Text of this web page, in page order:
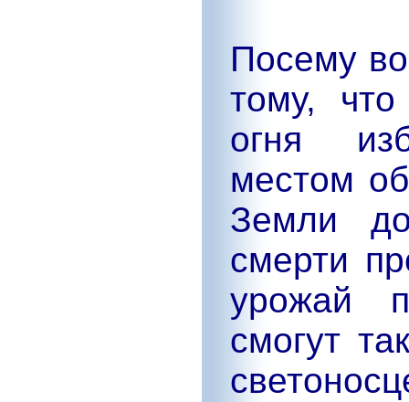
Посему
тому,
огня
местом
Земли
смерти
урожай
смогут